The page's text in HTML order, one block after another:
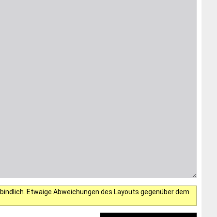
Etwaige Abweichungen des Layouts gegenüber dem